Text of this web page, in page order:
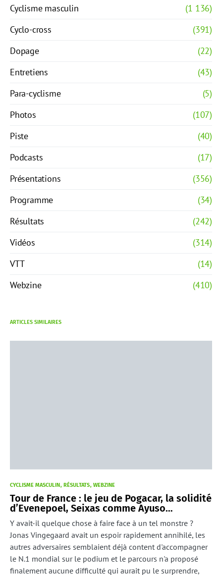
Cyclisme masculin
(1 136)
Cyclo-cross
(391)
Dopage
(22)
Entretiens
(43)
Para-cyclisme
(5)
Photos
(107)
Piste
(40)
Podcasts
(17)
Présentations
(356)
Programme
(34)
Résultats
(242)
Vidéos
(314)
VTT
(14)
Webzine
(410)
ARTICLES SIMILAIRES
CYCLISME MASCULIN RÉSULTATS WEBZINE
Tour de France : le jeu de Pogacar, la solidité
d’Evenepoel, Seixas comme Ayuso…
Y avait-il quelque chose à faire face à un tel monstre ?
Jonas Vingegaard avait un espoir rapidement annihilé, les
autres adversaires semblaient déjà content d'accompagner
le N.1 mondial sur le podium et le parcours n'a proposé
finalement aucune difficulté qui aurait pu le surprendre,